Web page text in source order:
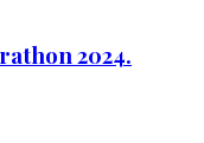
2024.